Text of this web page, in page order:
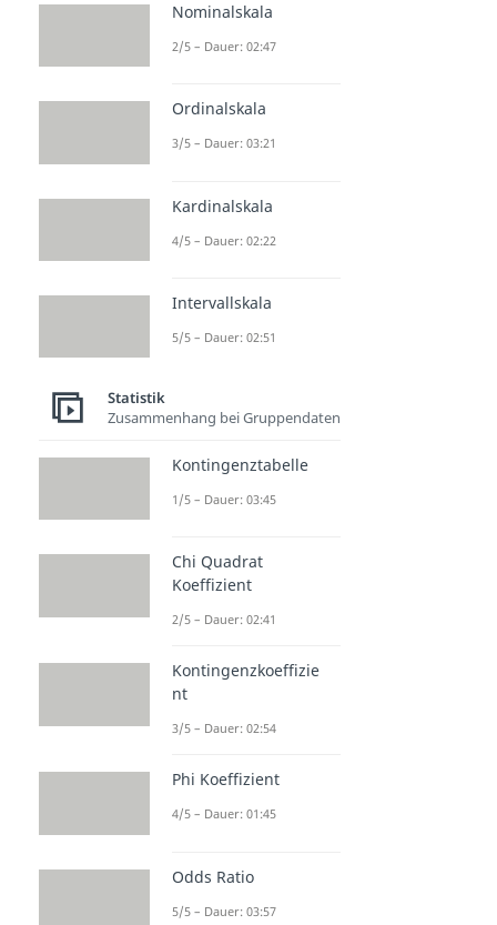
Nominalskala
2/5 – Dauer: 02:47
Ordinalskala
3/5 – Dauer: 03:21
Kardinalskala
4/5 – Dauer: 02:22
Intervallskala
5/5 – Dauer: 02:51
Statistik
Zusammenhang bei Gruppendaten
Kontingenztabelle
1/5 – Dauer: 03:45
Chi Quadrat
Koeffizient
2/5 – Dauer: 02:41
Kontingenzkoeffizie
nt
3/5 – Dauer: 02:54
Phi Koeffizient
4/5 – Dauer: 01:45
Odds Ratio
5/5 – Dauer: 03:57